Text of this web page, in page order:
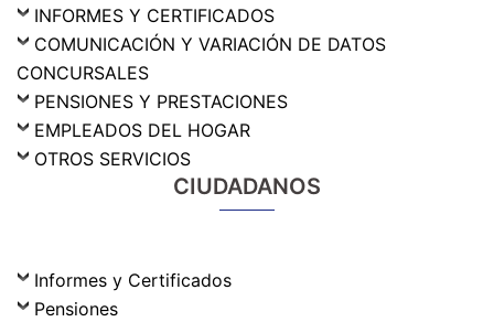
INFORMES Y CERTIFICADOS
COMUNICACIÓN Y VARIACIÓN DE DATOS
CONCURSALES
PENSIONES Y PRESTACIONES
EMPLEADOS DEL HOGAR
OTROS SERVICIOS
CIUDADANOS
Informes y Certificados
Pensiones